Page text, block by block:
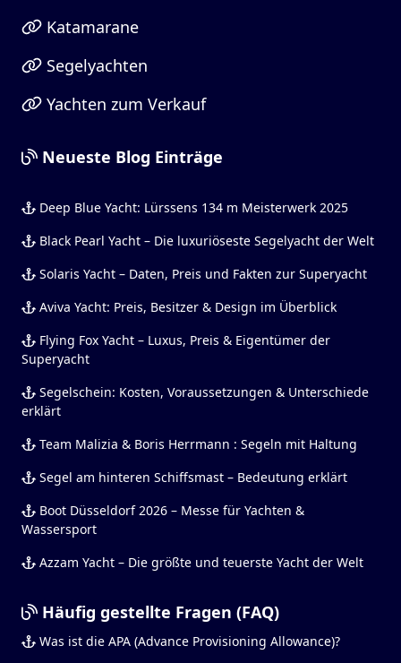
Katamarane
Segelyachten
Yachten zum Verkauf
Neueste Blog Einträge
Deep Blue Yacht: Lürssens 134 m Meisterwerk 2025
Black Pearl Yacht – Die luxuriöseste Segelyacht der Welt
Solaris Yacht – Daten, Preis und Fakten zur Superyacht
Aviva Yacht: Preis, Besitzer & Design im Überblick
Flying Fox Yacht – Luxus, Preis & Eigentümer der
Superyacht
Segelschein: Kosten, Voraussetzungen & Unterschiede
erklärt
Team Malizia & Boris Herrmann : Segeln mit Haltung
Segel am hinteren Schiffsmast – Bedeutung erklärt
Boot Düsseldorf 2026 – Messe für Yachten &
Wassersport
Azzam Yacht – Die größte und teuerste Yacht der Welt
Häufig gestellte Fragen (FAQ)
Was ist die APA (Advance Provisioning Allowance)?